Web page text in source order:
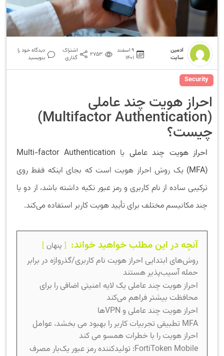
ادمین
سایت
9 اسفند
1401
2753
اشتراک
گذاری
دیدگاه خود را
بنویسید
Security
احراز هویت چند عاملی
(Multifactor Authentication)
چیست؟
احراز هویت چند عاملی یا Multi-factor Authentication
(MFA) یک روش احراز هویت است که بجای اینکه فقط روی
ترکیبی ساده از نام کاربری و رمز عبور تکیه داشته باشد، از دو یا
چند مکانیسم مختلف برای تأیید هویت کاربر استفاده می‌کند.
آنچه در این مطلب خواهید خواند: پنهان
روش‌های ابتدایی احراز هویت نام کاربری/گذرواژه در برابر
حمله آسیب‌پذیر هستند
احراز هویت چند عاملی یک لایه امنیتی اضافی را برای
محافظت بیشتر فراهم می‌کند
احراز هویت چند عاملی و VPNها
MFA تطبیقی ​​تجربیات کاربر را بهبود می بخشد، عوامل
احراز هویت را با خطرات همسو می کند
FortiToken Mobile: تولیدکننده رمز عبور یک‌بار مصرف